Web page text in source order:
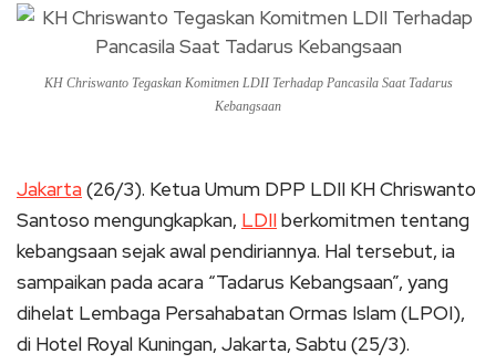
KH Chriswanto Tegaskan Komitmen LDII Terhadap Pancasila Saat Tadarus
Kebangsaan
Jakarta(26/3). Ketua Umum DPP LDII KH Chriswanto
Santoso mengungkapkan, LDIIberkomitmen tentang
kebangsaan sejak awal pendiriannya. Hal tersebut, ia
sampaikan pada acara “Tadarus Kebangsaan”, yang
dihelat Lembaga Persahabatan Ormas Islam (LPOI),
di Hotel Royal Kuningan, Jakarta, Sabtu (25/3).